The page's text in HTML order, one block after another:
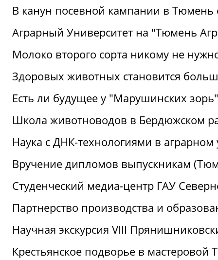
В канун посевной кампании в Тюмень
Аграрный Университет на "Тюмень
Молоко второго сорта никому не
Здоровых животных становится
Есть ли будущее у "Марушинских
Школа животноводов в Бердюжском
Наука с ДНК-технологиями в аграрном
Вручение дипломов выпускникам
Студенческий медиа-центр ГАУ
Партнерство производства и
Научная экскурсия VIII
Крестьянское подворье в мастеровой